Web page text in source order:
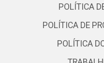
POLÍTICA
POLÍTICA DE
POLÍTICA